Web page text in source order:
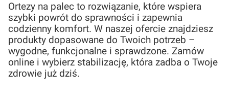
Ortezy na palec to rozwiązanie, które wspiera
szybki powrót do sprawności i zapewnia
codzienny komfort. W naszej ofercie znajdziesz
produkty dopasowane do Twoich potrzeb –
wygodne, funkcjonalne i sprawdzone. Zamów
online i wybierz stabilizację, która zadba o Twoje
zdrowie już dziś.